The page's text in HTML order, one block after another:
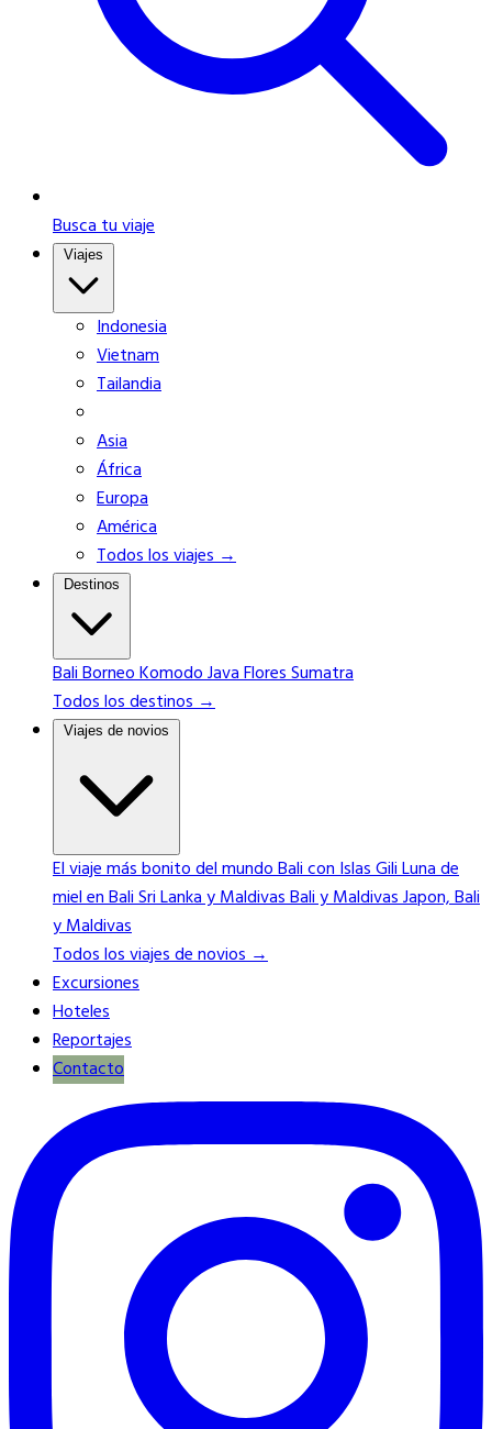
Busca tu viaje
Indonesia
Vietnam
Tailandia
Asia
África
Europa
América
Todos los viajes →
Destinos
BaliBorneoKomodoJavaFloresSumatra
Todos los destinos →
Viajes de novios
El viaje más bonito del mundoBali con Islas GiliLuna de
miel en BaliSri Lanka y MaldivasBali y MaldivasJapon, Bali
y Maldivas
Todos los viajes de novios →
Excursiones
Hoteles
Reportajes
Contacto